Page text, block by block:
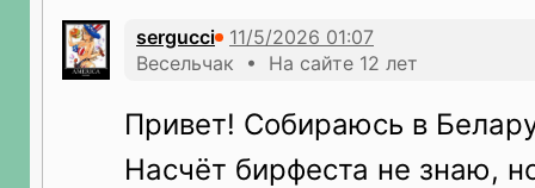
sergucci
Весельчак • На сайте 12 лет
Привет! Собираюсь в
Насчёт бирфеста не знаю,